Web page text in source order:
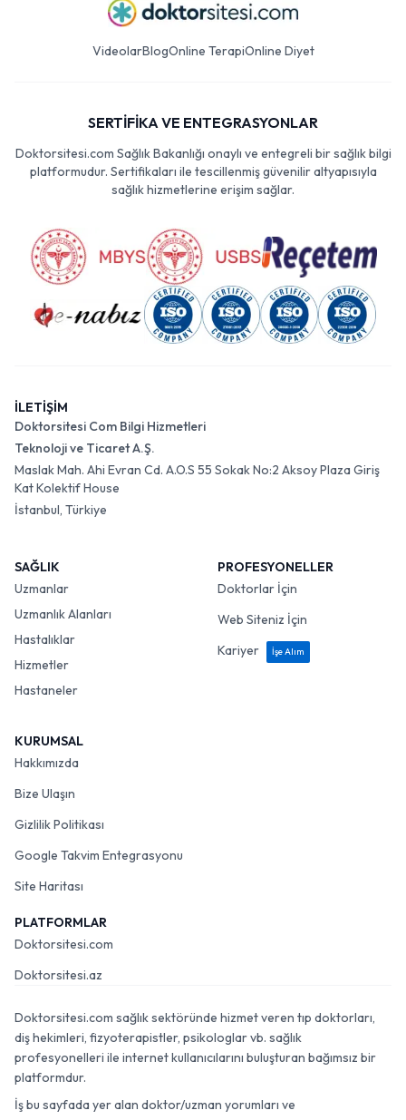
VideolarBlogOnline TerapiOnline Diyet
SERTİFİKA VE ENTEGRASYONLAR
Doktorsitesi.com Sağlık Bakanlığı onaylı ve entegreli bir sağlık bilgi
platformudur. Sertifikaları ile tescillenmiş güvenilir altyapısıyla
sağlık hizmetlerine erişim sağlar.
İLETİŞİM
Doktorsitesi Com Bilgi Hizmetleri
Teknoloji ve Ticaret A.Ş.
Maslak Mah. Ahi Evran Cd. A.O.S 55 Sokak No:2 Aksoy Plaza Giriş
Kat Kolektif House
İstanbul, Türkiye
SAĞLIK
Uzmanlar
Uzmanlık Alanları
Hastalıklar
Hizmetler
Hastaneler
PROFESYONELLER
Doktorlar İçin
Web Siteniz İçin
Kariyer
İşe Alım
KURUMSAL
Hakkımızda
Bize Ulaşın
Gizlilik Politikası
Google Takvim Entegrasyonu
Site Haritası
PLATFORMLAR
Doktorsitesi.com
Doktorsitesi.az
Doktorsitesi.com sağlık sektöründe hizmet veren tıp doktorları,
diş hekimleri, fizyoterapistler, psikologlar vb. sağlık
profesyonelleri ile internet kullanıcılarını buluşturan bağımsız bir
platformdur.
İş bu sayfada yer alan doktor/uzman yorumları ve